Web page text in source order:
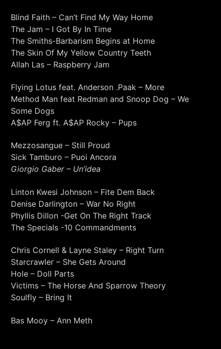
Blind Faith – Can’t Find My Way Home
The Jam – I Got By In Time
The Smiths-Barbarism Begins at Home
The Skin Of My Yellow Country Teeth
Allah Las – Raspberry Jam
Flying Lotus feat. Anderson .Paak – More
Method Man feat Redman and Snoop Dog – We
Some Dogs
A$AP Ferg ft. A$AP Rocky – Pups
Mezzosangue – Still Proud
Sick Tamburo – Puoi Ancora
Giorgio Gaber – Un’idea
Linton Kwesi Johnson – Fite Dem Back
Denise Darlington – War No Right
Phyllis Dillon -Get On The Right Track
The Specials -10 Commandments
Chris Cornell & Layne Staley – Right Turn
Starcrawler – She Gets Around
Hole – Doll Parts
Victims – The Horse And Sparrow Theory
Soulfly – Bring It
Bas Mooy – Ann Meth